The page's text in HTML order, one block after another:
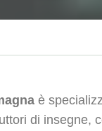
è
di insegne,